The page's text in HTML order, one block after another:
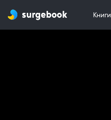
Книги